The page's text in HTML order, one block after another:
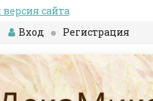
сайта
Вход Регистрация